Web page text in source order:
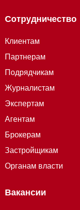
Сотрудничество
Клиентам
Партнерам
Подрядчикам
Журналистам
Экспертам
Агентам
Брокерам
Застройщикам
Органам власти
Вакансии